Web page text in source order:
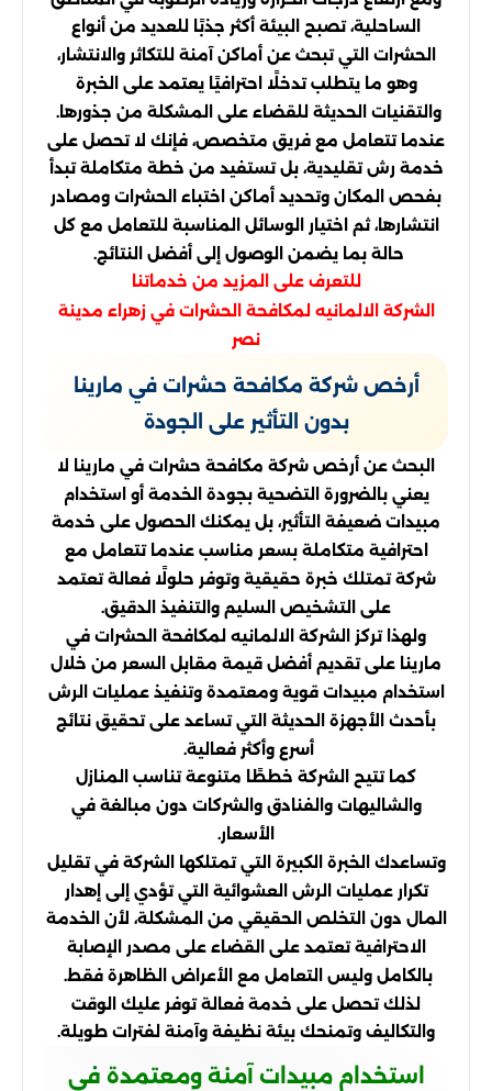
الساحلية، تصبح البيئة أكثر جذبًا للعديد من أنواع
الحشرات التي تبحث عن أماكن آمنة للتكاثر والانتشار،
وهو ما يتطلب تدخلًا احترافيًا يعتمد على الخبرة
والتقنيات الحديثة للقضاء على المشكلة من جذورها.
عندما تتعامل مع فريق متخصص، فإنك لا تحصل على
خدمة رش تقليدية، بل تستفيد من خطة متكاملة تبدأ
بفحص المكان وتحديد أماكن اختباء الحشرات ومصادر
انتشارها، ثم اختيار الوسائل المناسبة للتعامل مع كل
حالة بما يضمن الوصول إلى أفضل النتائج.
للتعرف على المزيد من خدماتنا
الشركة الالمانيه لمكافحة الحشرات في زهراء مدينة
نصر
أرخص شركة مكافحة حشرات في مارينا
بدون التأثير على الجودة
البحث عن أرخص شركة مكافحة حشرات في مارينا لا
يعني بالضرورة التضحية بجودة الخدمة أو استخدام
مبيدات ضعيفة التأثير، بل يمكنك الحصول على خدمة
احترافية متكاملة بسعر مناسب عندما تتعامل مع
شركة تمتلك خبرة حقيقية وتوفر حلولًا فعالة تعتمد
على التشخيص السليم والتنفيذ الدقيق.
ولهذا تركز الشركة الالمانيه لمكافحة الحشرات في
مارينا على تقديم أفضل قيمة مقابل السعر من خلال
استخدام مبيدات قوية ومعتمدة وتنفيذ عمليات الرش
بأحدث الأجهزة الحديثة التي تساعد على تحقيق نتائج
أسرع وأكثر فعالية.
كما تتيح الشركة خططًا متنوعة تناسب المنازل
والشاليهات والفنادق والشركات دون مبالغة في
الأسعار.
وتساعدك الخبرة الكبيرة التي تمتلكها الشركة في تقليل
تكرار عمليات الرش العشوائية التي تؤدي إلى إهدار
المال دون التخلص الحقيقي من المشكلة، لأن الخدمة
الاحترافية تعتمد على القضاء على مصدر الإصابة
بالكامل وليس التعامل مع الأعراض الظاهرة فقط.
لذلك تحصل على خدمة فعالة توفر عليك الوقت
والتكاليف وتمنحك بيئة نظيفة وآمنة لفترات طويلة.
استخدام مبيدات آمنة ومعتمدة في